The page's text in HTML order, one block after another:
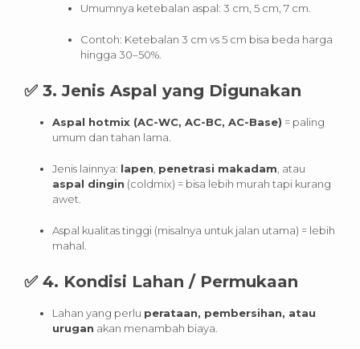
Umumnya ketebalan aspal: 3 cm, 5 cm, 7 cm.
Contoh: Ketebalan 3 cm vs 5 cm bisa beda harga
hingga 30–50%.
✅ 3. Jenis Aspal yang Digunakan
Aspal hotmix (AC-WC, AC-BC, AC-Base) = paling
umum dan tahan lama.
Jenis lainnya: lapen penetrasi makadam , atau
aspal dingin (coldmix) = bisa lebih murah tapi kurang
awet.
Aspal kualitas tinggi (misalnya untuk jalan utama) = lebih
mahal.
✅ 4. Kondisi Lahan / Permukaan
Lahan yang perlu perataan, pembersihan, atau
urugan akan menambah biaya.